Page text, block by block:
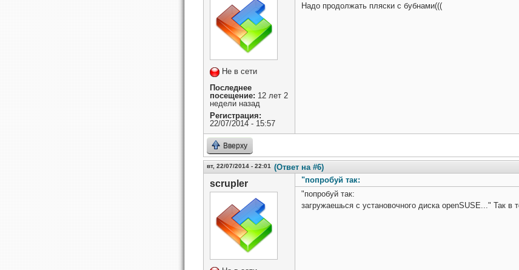
Не в сети
Последнее
посещение: 12 лет 2
недели назад
Регистрация:
22/07/2014 - 15:57
Надо продолжать пляски с бубнами(((
Вверху
вт, 22/07/2014 - 22:01 (Ответ на #6)
scrupler
"попробуй так:
"попробуй так:
загружаешься с установочного диска openSUSE..." Так в